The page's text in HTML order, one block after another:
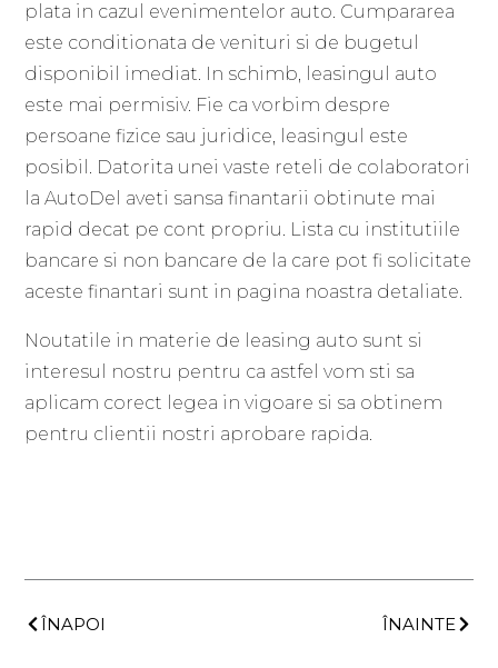
plata in cazul evenimentelor auto. Cumpararea
este conditionata de venituri si de bugetul
disponibil imediat. In schimb, leasingul auto
este mai permisiv. Fie ca vorbim despre
persoane fizice sau juridice, leasingul este
posibil. Datorita unei vaste reteli de colaboratori
la AutoDel aveti sansa finantarii obtinute mai
rapid decat pe cont propriu. Lista cu institutiile
bancare si non bancare de la care pot fi solicitate
aceste finantari sunt in pagina noastra detaliate.
Noutatile in materie de leasing auto sunt si
interesul nostru pentru ca astfel vom sti sa
aplicam corect legea in vigoare si sa obtinem
pentru clientii nostri aprobare rapida.
ÎNAPOI
ÎNAINTE